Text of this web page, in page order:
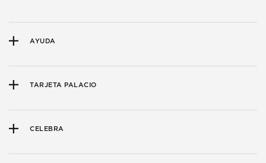
AYUDA
TARJETA PALACIO
CELEBRA